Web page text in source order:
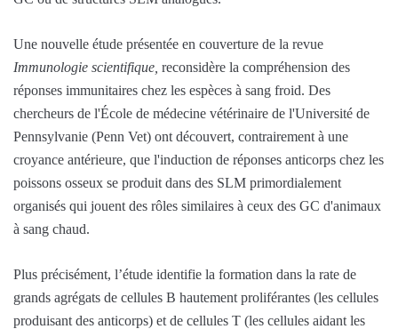
Une nouvelle étude présentée en couverture de la revue
Immunologie scientifique, reconsidère la compréhension des
réponses immunitaires chez les espèces à sang froid. Des
chercheurs de l'École de médecine vétérinaire de l'Université de
Pennsylvanie (Penn Vet) ont découvert, contrairement à une
croyance antérieure, que l'induction de réponses anticorps chez les
poissons osseux se produit dans des SLM primordialement
organisés qui jouent des rôles similaires à ceux des GC d'animaux
à sang chaud.
Plus précisément, l’étude identifie la formation dans la rate de
grands agrégats de cellules B hautement proliférantes (les cellules
produisant des anticorps) et de cellules T (les cellules aidant les